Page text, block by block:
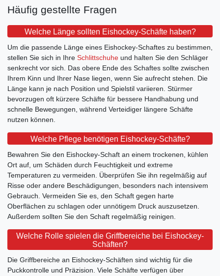
Häufig gestellte Fragen
Welche Länge sollten Eishockey-Schäfte haben?
Um die passende Länge eines Eishockey-Schaftes zu bestimmen,
stellen Sie sich in Ihre Schlittschuhe und halten Sie den Schläger
senkrecht vor sich. Das obere Ende des Schaftes sollte zwischen
Ihrem Kinn und Ihrer Nase liegen, wenn Sie aufrecht stehen. Die
Länge kann je nach Position und Spielstil variieren. Stürmer
bevorzugen oft kürzere Schäfte für bessere Handhabung und
schnelle Bewegungen, während Verteidiger längere Schäfte
nutzen können.
Welche Pflege benötigen Eishockey-Schäfte?
Bewahren Sie den Eishockey-Schaft an einem trockenen, kühlen
Ort auf, um Schäden durch Feuchtigkeit und extreme
Temperaturen zu vermeiden. Überprüfen Sie ihn regelmäßig auf
Risse oder andere Beschädigungen, besonders nach intensivem
Gebrauch. Vermeiden Sie es, den Schaft gegen harte
Oberflächen zu schlagen oder unnötigem Druck auszusetzen.
Außerdem sollten Sie den Schaft regelmäßig reinigen.
Welche Rolle spielen die Griffbereiche bei Eishockey-
Schäften?
Die Griffbereiche an Eishockey-Schäften sind wichtig für die
Puckkontrolle und Präzision. Viele Schäfte verfügen über